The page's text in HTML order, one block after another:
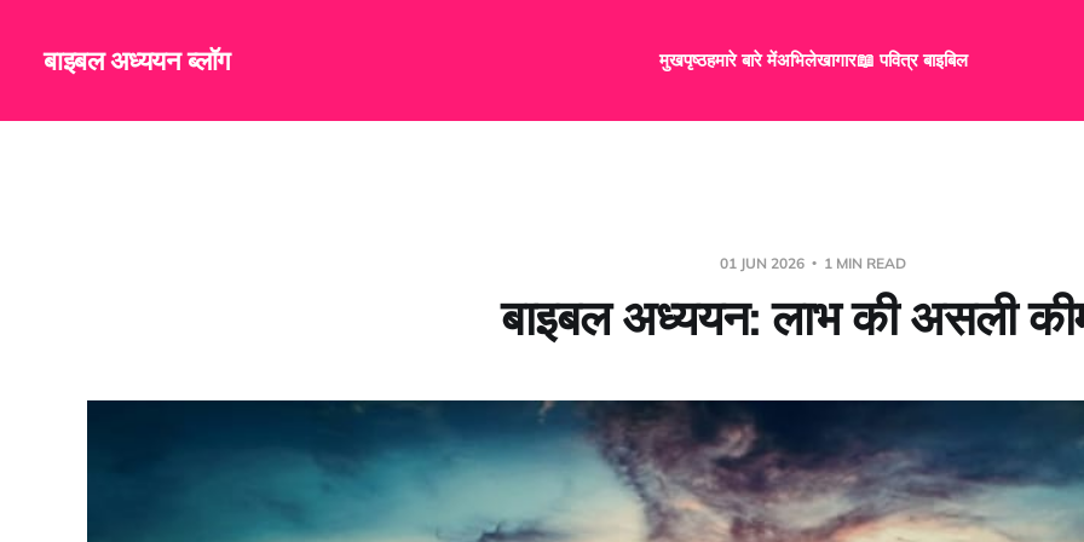
बाइबल अध्ययन ब्लॉग मुखपृष्ठहमारे बारे मेंअभिलेखागार📖 पवित्र बाइबिल
01 JUN 2026 1 MIN READ
बाइबल अध्ययन: लाभ की असली